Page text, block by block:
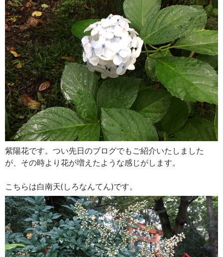
紫陽花です。つい先日のブログでもご紹介いたしました
が、その時より花が増えたような感じがします。
こちらは白南天(しろなんてん)です。